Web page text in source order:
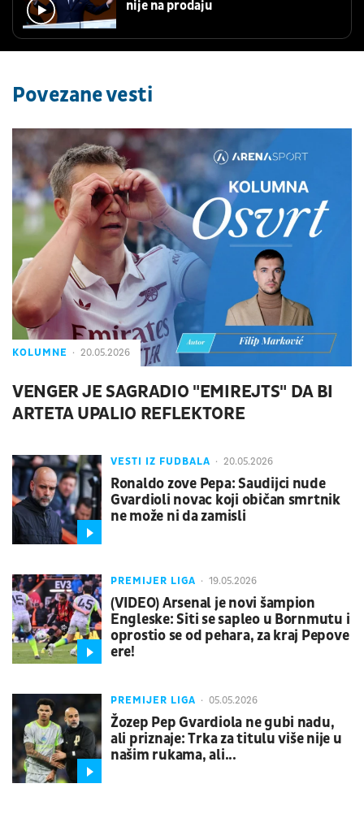
nije na prodaju
Povezane vesti
KOLUMNE 20.05.2026
VENGER JE SAGRADIO "EMIREJTS" DA BI
ARTETA UPALIO REFLEKTORE
VESTI IZ FUDBALA 20.05.2026
Ronaldo zove Pepa: Saudijci nude
Gvardioli novac koji običan smrtnik
ne može ni da zamisli
PREMIJER LIGA 19.05.2026
(VIDEO) Arsenal je novi šampion
Engleske: Siti se sapleo u Bornmutu i
oprostio se od pehara, za kraj Pepove
ere!
PREMIJER LIGA 05.05.2026
Žozep Pep Gvardiola ne gubi nadu,
ali priznaje: Trka za titulu više nije u
našim rukama, ali...